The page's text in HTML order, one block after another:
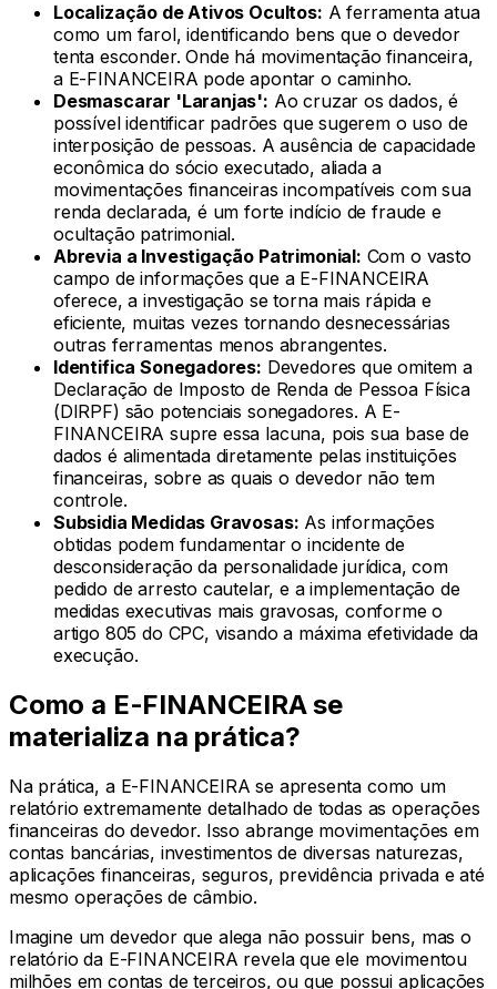
Localização de Ativos Ocultos: A ferramenta atua
como um farol, identificando bens que o devedor
tenta esconder. Onde há movimentação financeira,
a E-FINANCEIRA pode apontar o caminho.
Desmascarar 'Laranjas': Ao cruzar os dados, é
possível identificar padrões que sugerem o uso de
interposição de pessoas. A ausência de capacidade
econômica do sócio executado, aliada a
movimentações financeiras incompatíveis com sua
renda declarada, é um forte indício de fraude e
ocultação patrimonial.
Abrevia a Investigação Patrimonial: Com o vasto
campo de informações que a E-FINANCEIRA
oferece, a investigação se torna mais rápida e
eficiente, muitas vezes tornando desnecessárias
outras ferramentas menos abrangentes.
Identifica Sonegadores: Devedores que omitem a
Declaração de Imposto de Renda de Pessoa Física
(DIRPF) são potenciais sonegadores. A E-
FINANCEIRA supre essa lacuna, pois sua base de
dados é alimentada diretamente pelas instituições
financeiras, sobre as quais o devedor não tem
controle.
Subsidia Medidas Gravosas: As informações
obtidas podem fundamentar o incidente de
desconsideração da personalidade jurídica, com
pedido de arresto cautelar, e a implementação de
medidas executivas mais gravosas, conforme o
artigo 805 do CPC, visando a máxima efetividade da
execução.
Como a E-FINANCEIRA se
materializa na prática?
Na prática, a E-FINANCEIRA se apresenta como um
relatório extremamente detalhado de todas as operações
financeiras do devedor. Isso abrange movimentações em
contas bancárias, investimentos de diversas naturezas,
aplicações financeiras, seguros, previdência privada e até
mesmo operações de câmbio.
Imagine um devedor que alega não possuir bens, mas o
relatório da E-FINANCEIRA revela que ele movimentou
milhões em contas de terceiros, ou que possui aplicações